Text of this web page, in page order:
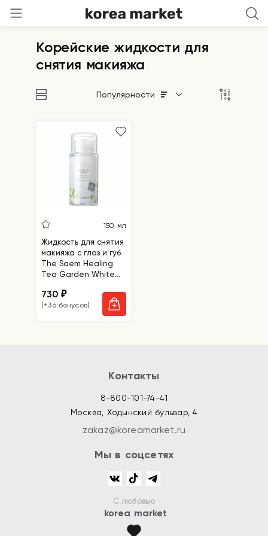
Корейские жидкости для
снятия макияжа
Популярности
150 мл
Жидкость для снятия
макияжа с глаз и губ
The Saem Healing
Tea Garden White
Remover
730₽
(+36 бонусов)
Контакты
8-800-101-74-41
Москва, Ходынский бульвар, 4
zakaz@koreamarket.ru
Мы в соцсетях
С любовью
korea market